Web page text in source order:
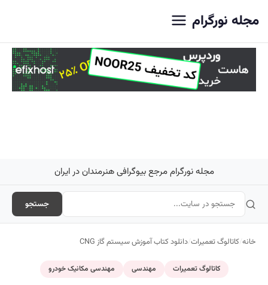
مجله نورگرام
مجله نورگرام مرجع بیوگرافی هنرمندان در ایران
جستجو
خانه/کاتالوگ تعمیرات/دانلود کتاب آموزش سیستم گاز CNG
کاتالوگ تعمیرات مهندسی مهندسی مکانیک خودرو